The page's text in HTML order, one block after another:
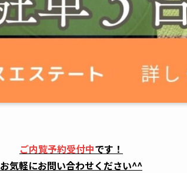
ご内覧予約受付中です！
お気軽にお問い合わせください^^